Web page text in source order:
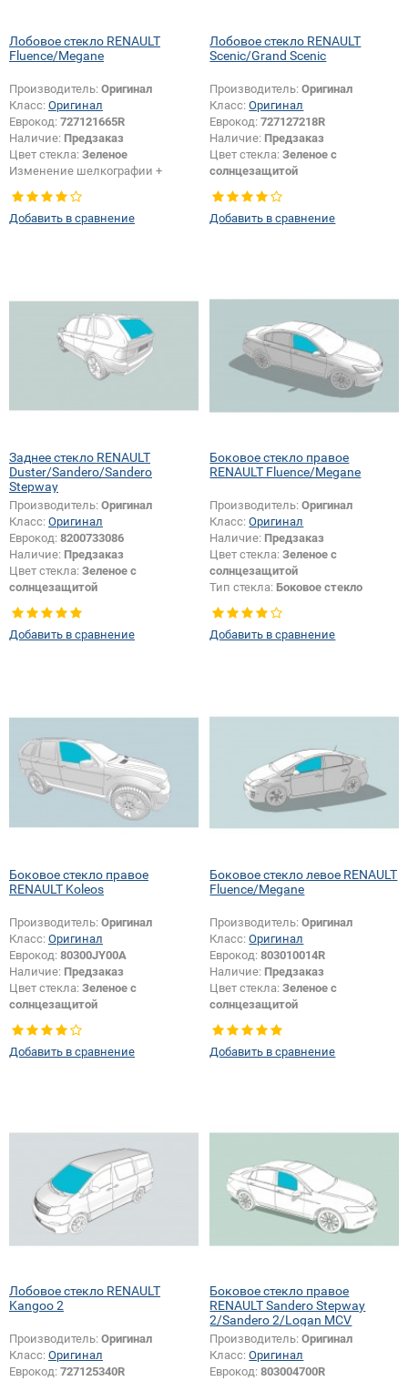
Лобовое стекло RENAULT
Fluence/Megane
Производитель: Оригинал
Класс: Оригинал
Еврокод: 727121665R
Наличие: Предзаказ
Цвет стекла: Зеленое
Изменение шелкографии +
зеркала + логотипа спец.
возможностей:Да
Добавить в сравнение
Лобовое стекло RENAULT
Scenic/Grand Scenic
Производитель:Оригинал
Класс:Оригинал
Еврокод:727127218R
Наличие: Предзаказ
Цвет стекла:Зеленое с
солнцезащитой
безопасности + шелкографии:
Добавить в сравнение
Заднее стекло RENAULT
Duster/Sandero/Sandero
Stepway
Производитель: Оригинал
Класс: Оригинал
Еврокод: 8200733086
Наличие: Предзаказ
Цвет стекла: Зеленое с
солнцезащитой
Тип стекла: Заднее стекло
Добавить в сравнение
Боковое стекло правое
RENAULT Fluence/Megane
Производитель:Оригинал
Класс:Оригинал
Наличие: Предзаказ
Цвет стекла:Зеленое с
солнцезащитой
Тип стекла: Боковое стекло
правое
Добавить в сравнение
Боковое стекло правое
RENAULT Koleos
Производитель: Оригинал
Класс: Оригинал
Еврокод: 80300JY00A
Наличие: Предзаказ
Цвет стекла: Зеленое с
солнцезащитой
Тип стекла:Боковое стекло
правое
Добавить в сравнение
Боковое стекло левое RENAULT
Fluence/Megane
Производитель:Оригинал
Класс:Оригинал
Еврокод:803010014R
Наличие: Предзаказ
Цвет стекла:Зеленое с
солнцезащитой
Добавить в сравнение
Лобовое стекло RENAULT
Kangoo 2
Производитель: Оригинал
Класс: Оригинал
Еврокод: 727125340R
Боковое стекло правое
RENAULT Sandero Stepway
2/Sandero 2/Logan MCV
2/Logan 2
Производитель:Оригинал
Класс:Оригинал
Еврокод:803004700R